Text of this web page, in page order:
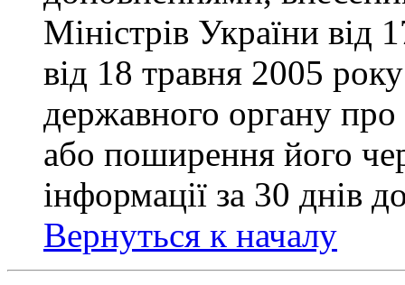
Міністрів України від
від 18 травня 2005
державного органу
або поширення його
інформації за 30 днів
Вернуться к началу